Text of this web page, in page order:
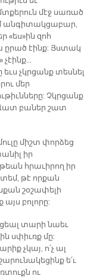
մէջ սառած
անգիտակցաբար,
«ես»ին զոհ
ըրած էինք: Յստակ
չէինք…
չկրցանք տեսնել
մեր
Չկրցանք
Վատ բաներ շատ
միշտ փորձեց
իր
հրաւիրող իր
թէ որքան
շօշափելի
բոլորը:
տարի նաեւ
սփիւռք մը:
չկայ, ո՛չ ալ
ե՛ւ
ու